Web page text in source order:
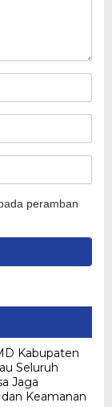
peramban